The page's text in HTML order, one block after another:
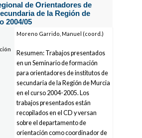
de Orientadores de
de la Región de
2004/05
Moreno Garrido, Manuel (coord.)
Resumen: Trabajos presentados
en un Seminario de formación
para orientadores de institutos de
secundaria de la Región de Murcia
en el curso 2004-2005. Los
trabajos presentados están
recopilados en el CD y versan
sobre el departamento de
orientación como coordinador de